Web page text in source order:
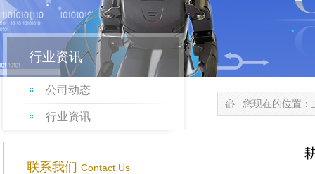
行业资讯
公司动态
行业资讯
联系我们 Contact Us
您现在的位置：